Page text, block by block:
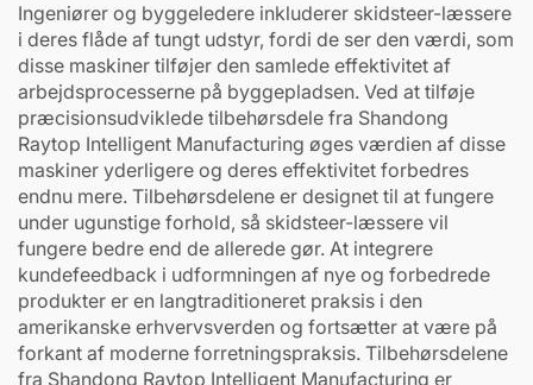
Ingeniører og byggeledere inkluderer skidsteer-læssere
i deres flåde af tungt udstyr, fordi de ser den værdi, som
disse maskiner tilføjer den samlede effektivitet af
arbejdsprocesserne på byggepladsen. Ved at tilføje
præcisionsudviklede tilbehørsdele fra Shandong
Raytop Intelligent Manufacturing øges værdien af disse
maskiner yderligere og deres effektivitet forbedres
endnu mere. Tilbehørsdelene er designet til at fungere
under ugunstige forhold, så skidsteer-læssere vil
fungere bedre end de allerede gør. At integrere
kundefeedback i udformningen af nye og forbedrede
produkter er en langtraditioneret praksis i den
amerikanske erhvervsverden og fortsætter at være på
forkant af moderne forretningspraksis. Tilbehørsdelene
fra Shandong Raytop Intelligent Manufacturing er